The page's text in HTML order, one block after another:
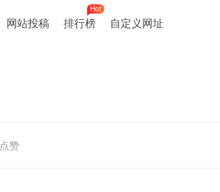
网站投稿 排行榜
Hot
自定义网址
点赞